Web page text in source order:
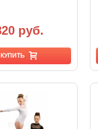
руб.
КУПИТЬ